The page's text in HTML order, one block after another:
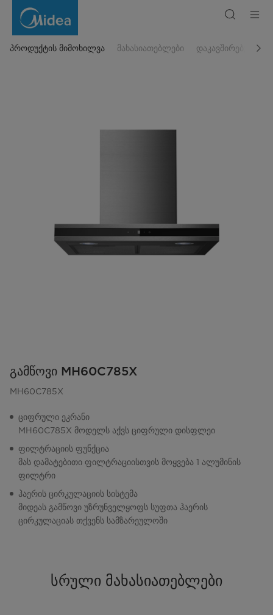
MH60C785X
პროდუქტის მიმოხილვა მახასიათებლები დაკავშირებული
გამწოვი MH60C785X
MH60C785X
ციფრული ეკრანი
MH60C785X მოდელს აქვს ციფრული დისფლეი
ფილტრაციის ფუნქცია
მას დამატებითი ფილტრაციისთვის მოყვება 1 ალუმინის
ფილტრი
ჰაერის ცირკულაციის სისტემა
მიდეას გამწოვი უზრუნველყოფს სუფთა ჰაერის
ცირკულაციას თქვენს სამზარეულოში
სრული მახასიათებლები